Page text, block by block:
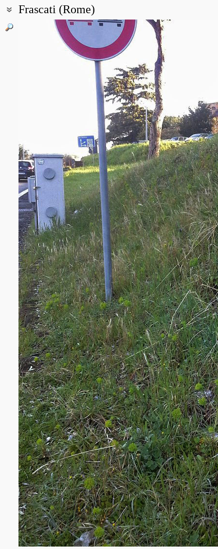
Frascati (Rome)
Координаты:
41° 49′ 19.17″ с.ш., 12° 40′ 28.1″ в.д. (смотреть на картах
Описание точки:
Небольшой город в 20 км к югу от Рима, в котором находится
(European Space Research Institute, ESRIN)
Фото растений и лишайников